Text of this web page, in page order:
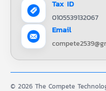
Tax ID
0105539132067
Email
© 2026 The Compete